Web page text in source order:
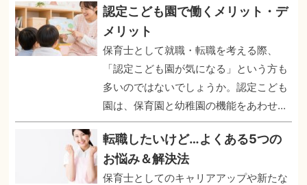
認定こども園で働くメリット・デ
メリット
保育士として就職・転職を考える際、
「認定こども園が気になる」という方も
多いのではないでしょうか。認定こども
園は、保育園と幼稚園の機能をあわせ...
転職したいけど…よくある5つの
お悩み＆解決法
保育士としてのキャリアアップや新たな